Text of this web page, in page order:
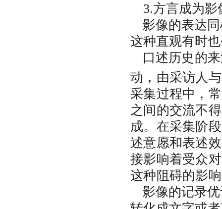
3.方言成为
影像的表达
这种直观有时
口述历史的
动，由采访人
采集过程中，
之间的交流不
成。在采集阶
述意愿和表述
接影响着受众
这种阻碍的影
影像的记录